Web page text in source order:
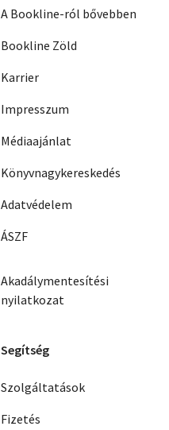
A Bookline-ról bővebben
Bookline Zöld
Karrier
Impresszum
Médiaajánlat
Könyvnagykereskedés
Adatvédelem
ÁSZF
Akadálymentesítési
nyilatkozat
Segítség
Szolgáltatások
Fizetés